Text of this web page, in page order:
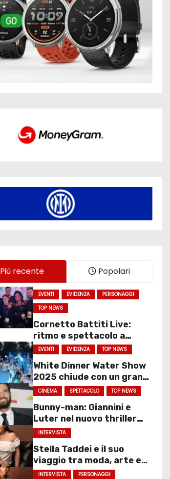
Più recente Popolari
EVENTI EVIDENZA
PERSONAGGI
TOP NEWS
Cornetto Battiti Live:
ritmo e spettacolo a
Molfetta
EVENTI EVIDENZA TOP NEWS
White Dinner Water Show
2025 chiude con un gran
finale
CINEMA SPETTACOLO TOP NEWS
Bunny-man: Giannini e
Luter nel nuovo thriller
sociale
INTERVISTA
Stella Taddei e il suo
viaggio tra moda, arte e
spettacolo
INTERVISTA PERSONAGGI